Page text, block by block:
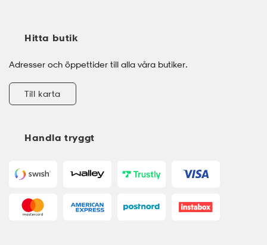
Handla tryggt
Hitta butik
Adresser och öppettider till alla våra butiker.
Till karta